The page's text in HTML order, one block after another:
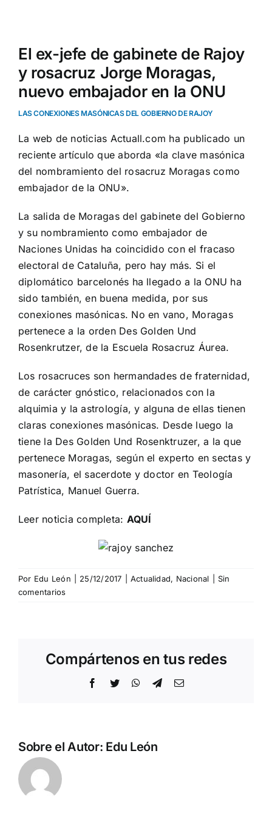
imagen
más
grande
El ex-jefe de gabinete de Rajoy
y rosacruz Jorge Moragas,
nuevo embajador en la ONU
LAS CONEXIONES MASÓNICAS DEL GOBIERNO DE RAJOY
La web de noticias Actuall.com ha publicado un
reciente artículo que aborda «la clave masónica
del nombramiento del rosacruz Moragas como
embajador de la ONU».
La salida de Moragas del gabinete del Gobierno
y su nombramiento como embajador de
Naciones Unidas ha coincidido con el fracaso
electoral de Cataluña, pero hay más. Si el
diplomático barcelonés ha llegado a la ONU ha
sido también, en buena medida, por sus
conexiones masónicas. No en vano, Moragas
pertenece a la orden Des Golden Und
Rosenkrutzer, de la Escuela Rosacruz Áurea.
Los rosacruces son hermandades de fraternidad,
de carácter gnóstico, relacionados con la
alquimia y la astrología, y alguna de ellas tienen
claras conexiones masónicas. Desde luego la
tiene la Des Golden Und Rosenktruzer, a la que
pertenece Moragas, según el experto en sectas y
masonería, el sacerdote y doctor en Teología
Patrística, Manuel Guerra.
Leer noticia completa: AQUÍ
Por Edu León 25/12/2017 Actualidad, Nacional
Sin
comentarios
Compártenos en tus redes
Facebook
Twitter WhatsApp
TelegramCorreo
Sobre el Autor: Edu León